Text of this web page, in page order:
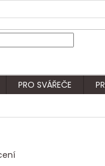
PRO SVÁŘEČE